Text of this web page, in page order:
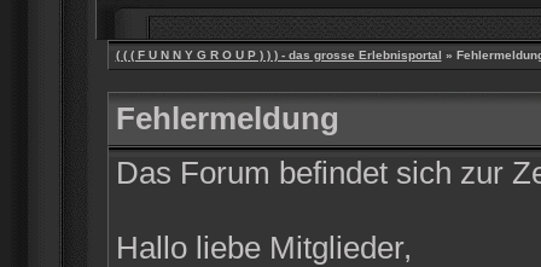
( ( ( F U N N Y G R O U P ) ) ) - das grosse Erlebnisportal »
Fehlermeldung
Das Forum befindet sich zur
Hallo liebe Mitglieder,